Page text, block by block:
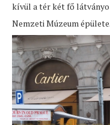
kívül a tér két fő
Nemzeti Múzeum épülete.